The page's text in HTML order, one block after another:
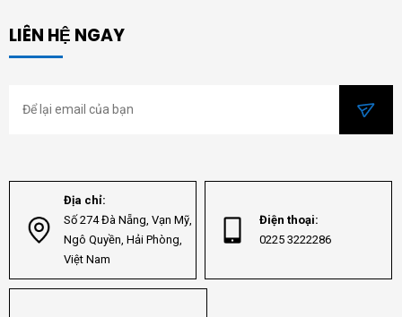
LIÊN HỆ NGAY
Địa chỉ:
Số 274 Đà Nẵng, Vạn Mỹ,
Ngô Quyền, Hải Phòng,
Việt Nam
Điện thoại:
0225 3222286